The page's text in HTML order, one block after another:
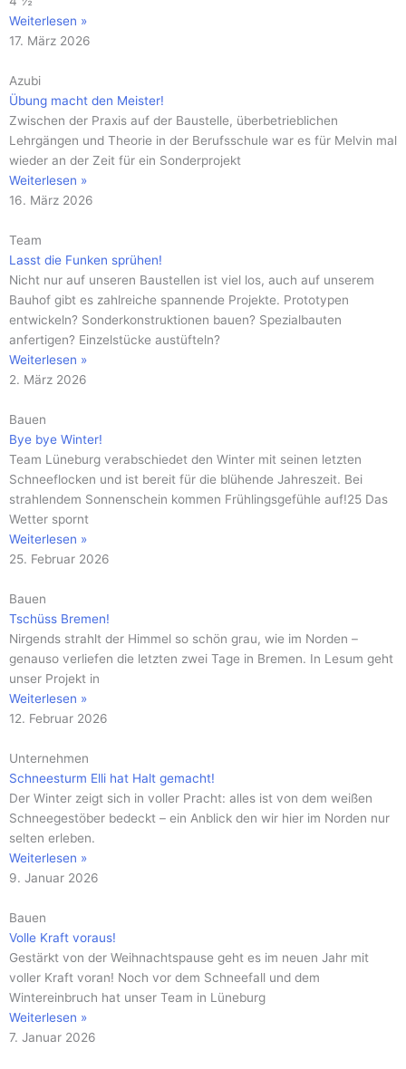
Weiterlesen »
17. März 2026
Azubi
Übung macht den Meister!
Zwischen der Praxis auf der Baustelle, überbetrieblichen
Lehrgängen und Theorie in der Berufsschule war es für Melvin mal
wieder an der Zeit für ein Sonderprojekt
Weiterlesen »
16. März 2026
Team
Lasst die Funken sprühen!
Nicht nur auf unseren Baustellen ist viel los, auch auf unserem
Bauhof gibt es zahlreiche spannende Projekte. Prototypen
entwickeln? Sonderkonstruktionen bauen? Spezialbauten
anfertigen? Einzelstücke austüfteln?
Weiterlesen »
2. März 2026
Bauen
Bye bye Winter!
Team Lüneburg verabschiedet den Winter mit seinen letzten
Schneeflocken und ist bereit für die blühende Jahreszeit. Bei
strahlendem Sonnenschein kommen Frühlingsgefühle auf!25 Das
Wetter spornt
Weiterlesen »
25. Februar 2026
Bauen
Tschüss Bremen!
Nirgends strahlt der Himmel so schön grau, wie im Norden –
genauso verliefen die letzten zwei Tage in Bremen. In Lesum geht
unser Projekt in
Weiterlesen »
12. Februar 2026
Unternehmen
Schneesturm Elli hat Halt gemacht!
Der Winter zeigt sich in voller Pracht: alles ist von dem weißen
Schneegestöber bedeckt – ein Anblick den wir hier im Norden nur
selten erleben.
Weiterlesen »
9. Januar 2026
Bauen
Volle Kraft voraus!
Gestärkt von der Weihnachtspause geht es im neuen Jahr mit
voller Kraft voran! Noch vor dem Schneefall und dem
Wintereinbruch hat unser Team in Lüneburg
Weiterlesen »
7. Januar 2026